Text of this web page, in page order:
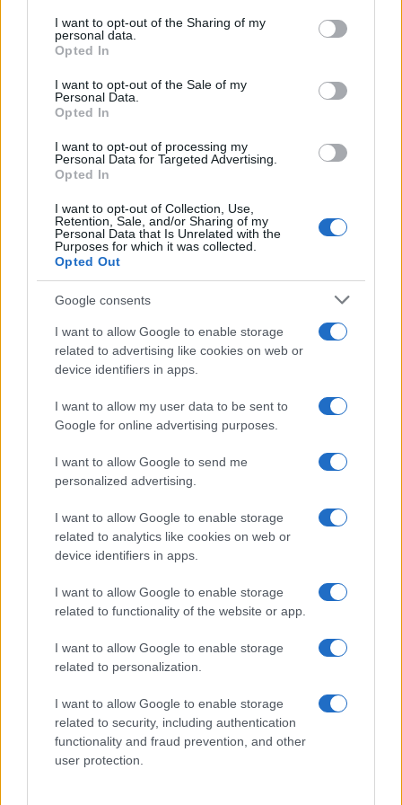
not limited to your visit or usage behaviour. You may click to
grant or deny consent to Google and its third-party tags to
use your data for below specified purposes in below Google
consent section.
I want to opt-out of the Sharing of my
personal data.
Opted In
I want to opt-out of the Sale of my
Personal Data.
Opted In
I want to opt-out of processing my
Personal Data for Targeted Advertising.
Opted In
I want to opt-out of Collection, Use,
Retention, Sale, and/or Sharing of my
Personal Data that Is Unrelated with the
Purposes for which it was collected.
Opted Out
Google consents
I want to allow Google to enable storage
related to advertising like cookies on web or
device identifiers in apps.
I want to allow my user data to be sent to
Google for online advertising purposes.
I want to allow Google to send me
personalized advertising.
I want to allow Google to enable storage
related to analytics like cookies on web or
device identifiers in apps.
I want to allow Google to enable storage
related to functionality of the website or app.
I want to allow Google to enable storage
related to personalization.
I want to allow Google to enable storage
related to security, including authentication
functionality and fraud prevention, and other
user protection.
ΕΛΛΆΔΑ
ΠΑΝΣΕΚΤΕ: «Εντατικότατοι οι έλεγχοι για το
τσιγάρο. Δεκάδες χιλιάδες ευρώ τα πρόστιμα